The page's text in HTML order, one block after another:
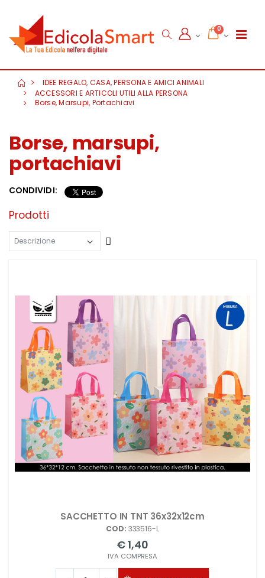
0
IDEE REGALO, CASA, PERSONA E AMICI ANIMALI
ACCESSORI E ARTICOLI UTILI ALLA PERSONA
Borse, Marsupi, Portachiavi
Borse, marsupi,
portachiavi
CONDIVIDI:
Prodotti
SACCHETTO IN TNT 36x32x12cm
COD: 333516-L
€ 1,40
IVA COMPRESA